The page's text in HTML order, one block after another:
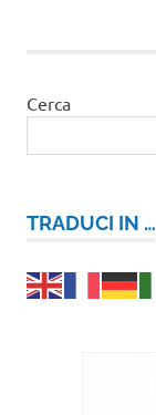
Cerca
TRADUCI IN …